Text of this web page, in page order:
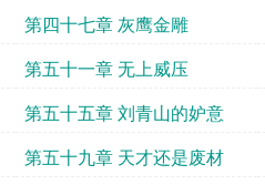
第四十七章 灰鹰金雕
第五十一章 无上威压
第五十五章 刘青山的妒意
第五十九章 天才还是废材